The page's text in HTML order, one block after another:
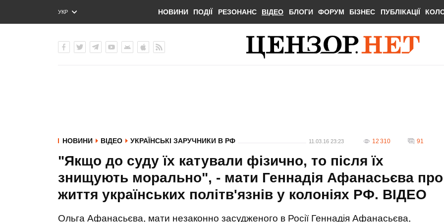
УКР
ENG
НОВИНИ ПОДІЇ РЕЗОНАНС ВІДЕО БЛОГИ ФОРУМ БІЗНЕС ПУБЛІКАЦІЇ
НОВИНИ ВІДЕО УКРАЇНСЬКІ ЗАРУЧНИКИ В РФ 11.03.16 23:23 12 310 91
"Якщо до суду їх катували фізично, то після їх
знищують морально", - мати Геннадія Афанасьєва про
життя українських політв'язнів у колоніях РФ. ВІДЕО
Ольга Афанасьєва, мати незаконно засудженого в Росії Геннадія Афанасьєва,